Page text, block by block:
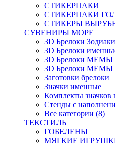
СТИКЕРПАКИ
СТИКЕРПАКИ
СТИКЕРЫ
СУВЕНИРЫ МОРЕ
3D Брелоки Зодиаки
3D Брелоки
3D Брелоки МЕМЫ
3D Брелоки МЕМЫ
Заготовки брелоки
Значки именные
Комплекты значков
Стенды с
Все категории (8)
ТЕКСТИЛЬ
ГОБЕЛЕНЫ
МЯГКИЕ